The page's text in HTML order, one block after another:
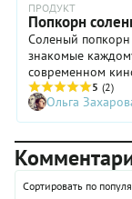
ПРОДУКТ
Попкорн
Соленый
знакомые
современном
карамельных
попкорн не
тем, кто
5 (2)
Ольга
Сортировать по